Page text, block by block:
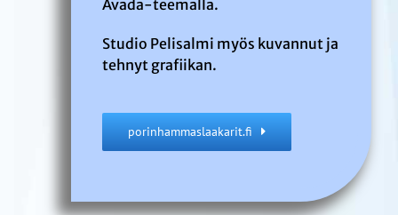
Avada-teemalla.
Studio Pelisalmi myös kuvannut ja
tehnyt grafiikan.
porinhammaslaakarit.fi